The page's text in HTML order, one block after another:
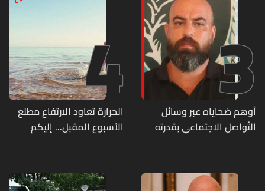
3
أوهم ضحاياه عبر وسائل
التّواصل الاجتماعي بقدرته
وقع ضحيّة أعماله؟
4
الحرارة تعاود الارتفاع مطلع
الأسبوع المقبل... إليكم